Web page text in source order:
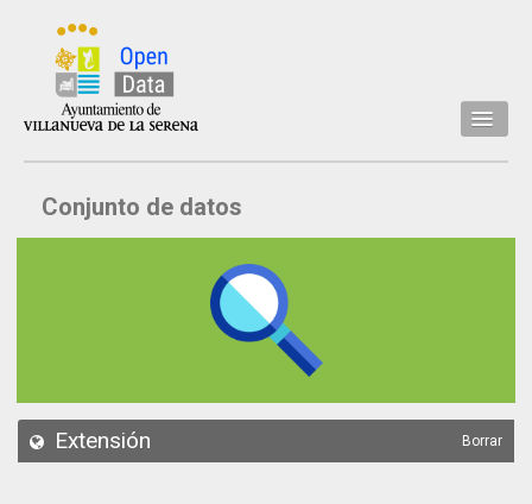
Inicio
Datos
API
Conjunto de datos
Extensión Borrar